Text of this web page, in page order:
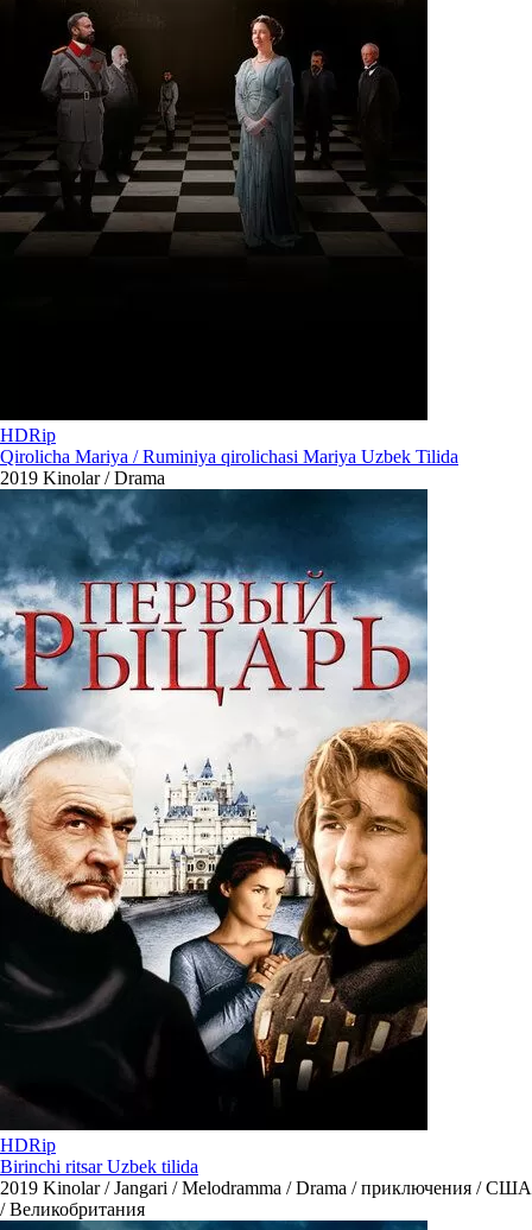
HDRip
Qirolicha Mariya / Ruminiya qirolichasi Mariya Uzbek Tilida
2019 Kinolar / Drama
HDRip
Birinchi ritsar Uzbek tilida
2019 Kinolar / Jangari / Melodramma / Drama / приключения / США
/ Великобритания